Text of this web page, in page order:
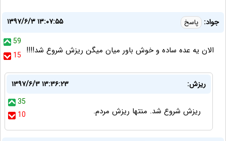
جواد: پاسخ
۱۳۹۷/۶/۳ ۱۳:۰۷:۵۵
59
15 الان یه عده ساده و خوش باور میان میگن ریزش شروع شد!!!!
ریزش:
۱۳۹۷/۶/۳ ۱۳:۳۶:۲۳
35
10
ریزش شروع شد. منتها ریزش مردم.